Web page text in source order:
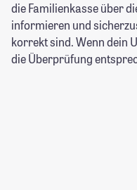
die Familienkasse über
informieren und
korrekt sind. Wenn dein
die Überprüfung